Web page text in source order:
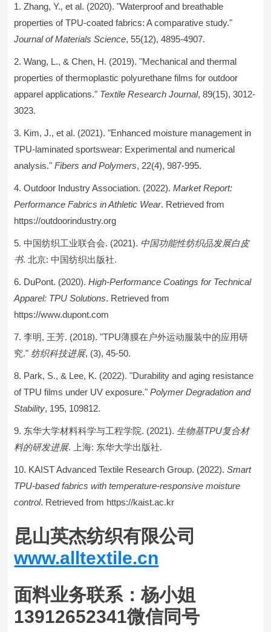
Zhang, Y., et al. (2020). "Waterproof and breathable
properties of TPU-coated fabrics: A comparative study."
Journal of Materials Science, 55(12), 4895-4907.
Wang, L., & Chen, H. (2019). "Mechanical and thermal
properties of thermoplastic polyurethane films for outdoor
apparel applications." Textile Research Journal, 89(15), 3012-
3023.
Kim, J., et al. (2021). "Enhanced moisture management in
TPU-laminated sportswear: Experimental and numerical
analysis."Fibers and Polymers, 22(4), 987-995.
Outdoor Industry Association. (2022).Market Report:
Performance Fabrics in Athletic Wear. Retrieved from
https://outdoorindustry.org
中国纺织工业联合会. (2021). 中国功能性纺织品发展白皮
书. 北京: 中国纺织出版社.
DuPont. (2020).High-Performance Coatings for Technical
Apparel: TPU Solutions. Retrieved from
https://www.dupont.com
李明, 王芳. (2018). "TPU薄膜在户外运动服装中的应用研
究." 纺织科技进展, (3), 45-50.
Park, S., & Lee, K. (2022). "Durability and aging resistance
of TPU films under UV exposure."Polymer Degradation and
Stability, 195, 109812.
东华大学材料科学与工程学院. (2021). 生物基TPU复合材
料的研发进展. 上海: 东华大学出版社.
KAIST Advanced Textile Research Group. (2022).Smart
TPU-based fabrics with temperature-responsive moisture
control. Retrieved from https://kaist.ac.kr
昆山英杰纺织有限公司
www.alltextile.cn
面料业务联系：杨小姐
13912652341微信同号